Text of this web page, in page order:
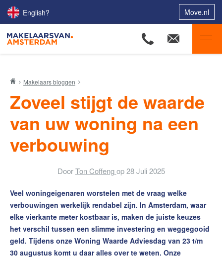
English? Move.nl
Ons aanbod
Woningzoekers
Onze makelaars
Onze expertises
Uw huis verhuren
Onze diensten
Contact
Word jij onze nieuwe makelaar?
Makelaars bloggen
Zoveel stijgt de waarde
van uw woning na een
verbouwing
DoorTon Coffeng op28 Juli 2025
Veel woningeigenaren worstelen met de vraag welke
verbouwingen werkelijk rendabel zijn. In Amsterdam, waar
elke vierkante meter kostbaar is, maken de juiste keuzes
het verschil tussen een slimme investering en weggegooid
geld. Tijdens onze Woning Waarde Adviesdag van 23 t/m
30 augustus komt u daar alles over te weten. Onze